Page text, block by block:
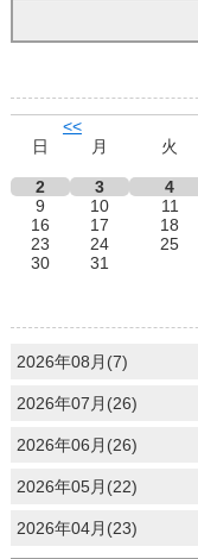
<<
日
月 火
2
3 4
9
10 11
16
17 18
23
24 25
30
31
2026年08月(7)
2026年07月(26)
2026年06月(26)
2026年05月(22)
2026年04月(23)